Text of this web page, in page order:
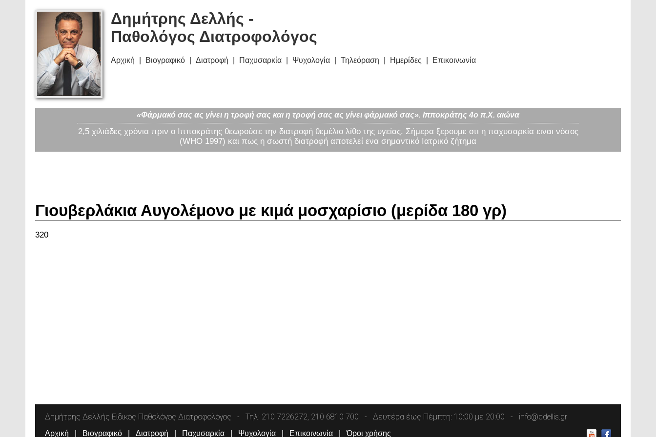
Δημήτρης Δελλής -
Παθολόγος Διατροφολόγος
Αρχική Βιογραφικό Διατροφή Παχυσαρκία Ψυχολογία Τηλεόραση Ημερίδες Επικοινωνία
«Φάρμακό σας ας γίνει η τροφή σας και η τροφή σας ας γίνει φάρμακό σας». Ιπποκράτης 4ο π.Χ. αιώνα
2,5 χιλιάδες χρόνια πριν ο Ιπποκράτης θεωρούσε την διατροφή θεμέλιο λίθο της υγείας. Σήμερα ξερουμε οτι η παχυσαρκία ειναι νόσος
(WHO 1997) και πως η σωστή διατροφή αποτελεί ενα σημαντικό Ιατρικό ζήτημα
Γιουβερλάκια Αυγολέμονο με κιμά μοσχαρίσιο (μερίδα 180 γρ)
320
Δημήτρης Δελλής Ειδικός Παθολόγος Διατροφολόγος Τηλ: 210 7226272, 210 6810 700 Δευτέρα έως Πέμπτη: 10:00 με 20:00 info@ddellis.gr
Αρχική Βιογραφικό Διατροφή Παχυσαρκία Ψυχολογία Επικοινωνία Όροι χρήσης